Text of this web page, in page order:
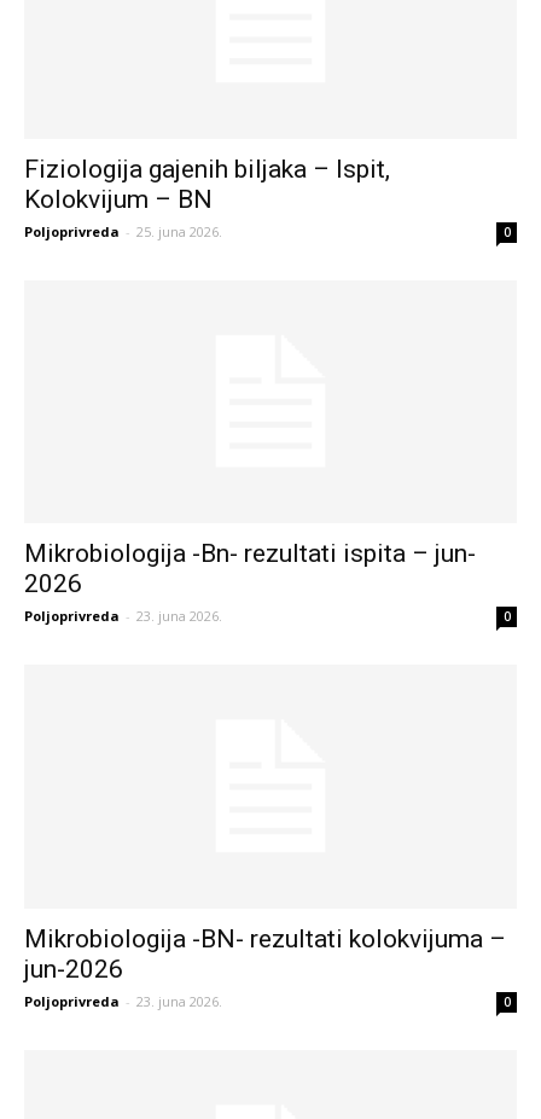
Fiziologija gajenih biljaka – Ispit,
Kolokvijum – BN
Poljoprivreda - 25. juna 2026. 0
Mikrobiologija -Bn- rezultati ispita – jun-
2026
Poljoprivreda - 23. juna 2026. 0
Mikrobiologija -BN- rezultati kolokvijuma –
jun-2026
Poljoprivreda - 23. juna 2026. 0